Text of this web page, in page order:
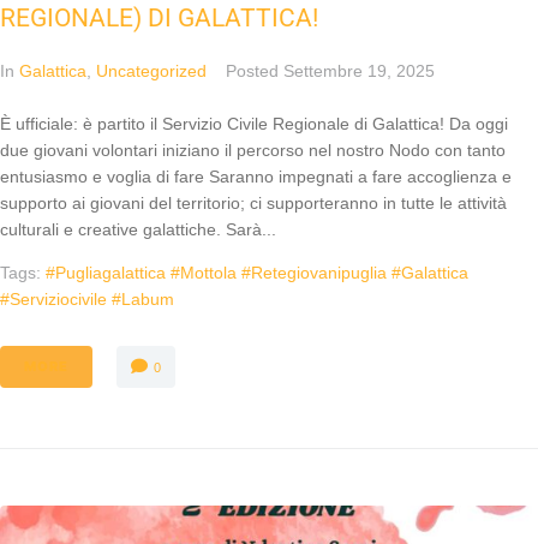
REGIONALE) DI GALATTICA!
In Galattica Uncategorized Posted Settembre 19, 2025
È ufficiale: è partito il Servizio Civile Regionale di Galattica! Da oggi
due giovani volontari iniziano il percorso nel nostro Nodo con tanto
entusiasmo e voglia di fare Saranno impegnati a fare accoglienza e
supporto ai giovani del territorio; ci supporteranno in tutte le attività
culturali e creative galattiche. Sarà...
Tags: #pugliagalattica #mottola #retegiovanipuglia #galattica
#serviziocivile #labum
0